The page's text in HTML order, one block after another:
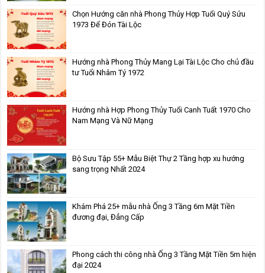
Chọn Hướng căn nhà Phong Thủy Hợp Tuổi Quý Sửu
1973 Để Đón Tài Lộc
Hướng nhà Phong Thủy Mang Lại Tài Lộc Cho chủ đầu
tư Tuổi Nhâm Tý 1972
Hướng nhà Hợp Phong Thủy Tuổi Canh Tuất 1970 Cho
Nam Mạng Và Nữ Mạng
Bộ Sưu Tập 55+ Mẫu Biệt Thự 2 Tầng hợp xu hướng
sang trọng Nhất 2024
Khám Phá 25+ mẫu nhà Ống 3 Tầng 6m Mặt Tiền
đương đại, Đẳng Cấp
Phong cách thi công nhà Ống 3 Tầng Mặt Tiền 5m hiện
đại 2024